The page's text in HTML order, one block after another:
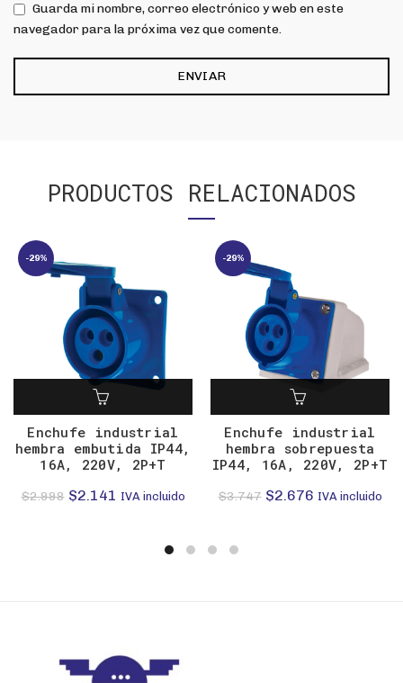
Guarda mi nombre, correo electrónico y web en este
navegador para la próxima vez que comente.
PRODUCTOS RELACIONADOS
-29%
Enchufe industrial
hembra embutida IP44,
16A, 220V, 2P+T
$2.998 El
$2.141 El
IVA incluido
-29%
Enchufe industrial
hembra sobrepuesta
IP44, 16A, 220V, 2P+T
$3.747 El
$2.676ElIVA incluido